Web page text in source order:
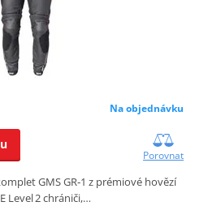
Na objednávku
Porovnat
GMS GR‑1 z prémiové hovězí
Level 2 chrániči,…